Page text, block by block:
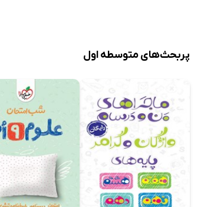
پربحث‌های متوسطه اول